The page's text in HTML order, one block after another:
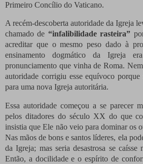
Primeiro Concílio do Vaticano.
A recém-descoberta autoridade da Igreja
chamado de “infalibilidade rasteira”
acreditar que o mesmo peso dado à
ensinamento dogmático da Igreja
pronunciamento que vinha de Roma.
autoridade corrigiu esse equívoco porque
para uma nova Igreja autoritária.
Essa autoridade começou a se parecer
pelos ditadores do século XX do que
insistia que Ele não veio para dominar os
Nas mãos de bons e santos líderes, ela
da Igreja; mas seria desastrosa se caísse
Então, a docilidade e o espírito de